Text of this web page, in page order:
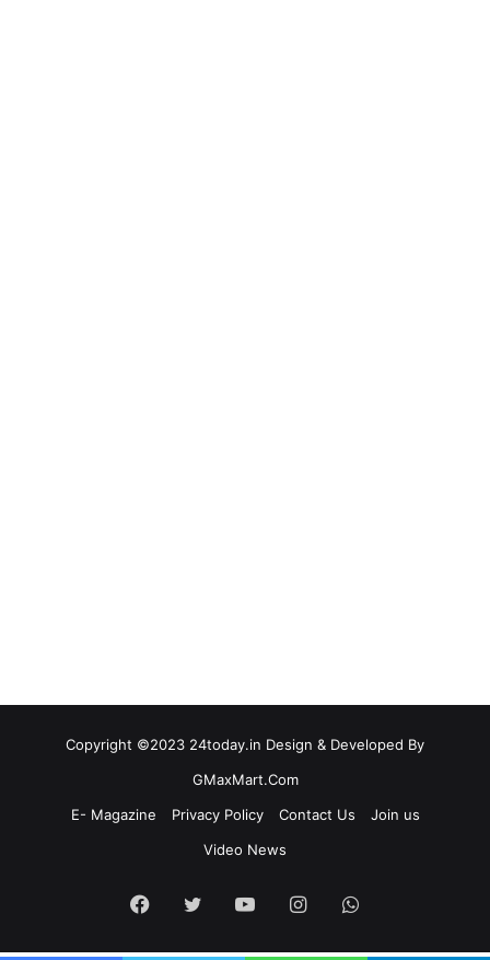
Copyright ©2023 24today.in Design & Developed By
GMaxMart.Com
E- Magazine
Privacy Policy Contact Us
Join us
Video News
Facebook
Twitter YouTubeInstagramWhatsApp